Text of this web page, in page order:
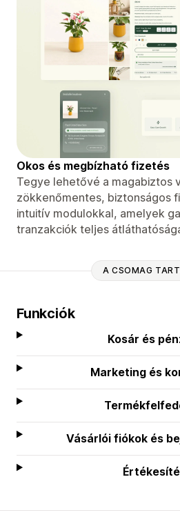
Okos és megbízható fizetés
Tegye lehetővé a magabiztos
zökkenőmentes, biztonságos
intuitív modulokkal, amelyek
tranzakciók teljes
A CSOMAG
Funkciók
Kosár és
Marketing és
Vásárlói fiókok és